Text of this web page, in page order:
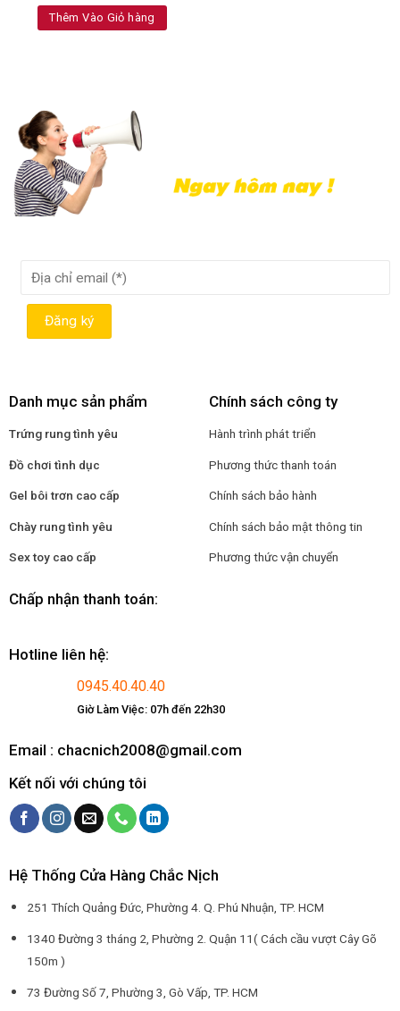
Thêm Vào Giỏ hàng
Danh mục sản phẩm
Trứng rung tình yêu
Đồ chơi tình dục
Gel bôi trơn cao cấp
Chày rung tình yêu
Sex toy cao cấp
Chính sách công ty
Hành trình phát triển
Phương thức thanh toán
Chính sách bảo hành
Chính sách bảo mật thông tin
Phương thức vận chuyển
Chấp nhận thanh toán:
Hotline liên hệ:
0945.40.40.40
Giờ Làm Việc: 07h đến 22h30
Email : chacnich2008@gmail.com
Kết nối với chúng tôi
Hệ Thống Cửa Hàng Chắc Nịch
251 Thích Quảng Đức, Phường 4. Q. Phú Nhuận, TP. HCM
1340 Đường 3 tháng 2, Phường 2. Quận 11( Cách cầu vượt Cây Gõ
150m )
73 Đường Số 7, Phường 3, Gò Vấp, TP. HCM